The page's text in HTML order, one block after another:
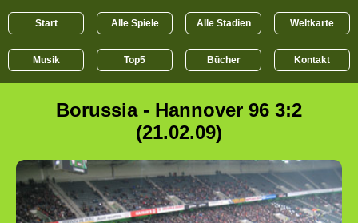
Start Alle Spiele Alle Stadien Weltkarte
Musik Top5 Bücher Kontakt
Borussia - Hannover 96 3:2
(21.02.09)